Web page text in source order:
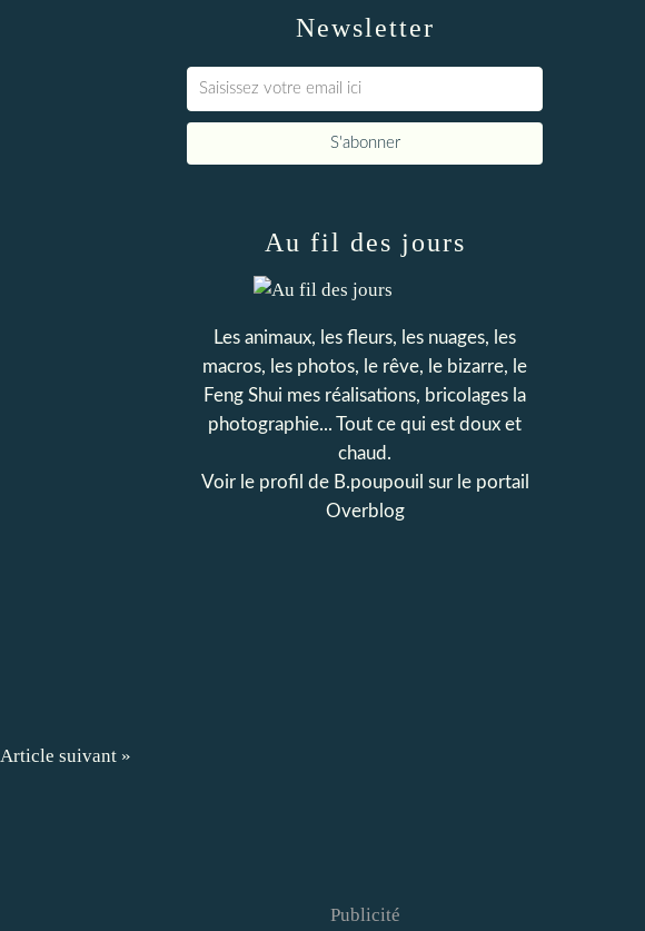
Article suivant »
Newsletter
Au fil des jours
Les animaux, les fleurs, les nuages, les
macros, les photos, le rêve, le bizarre, le
Feng Shui mes réalisations, bricolages la
photographie... Tout ce qui est doux et
chaud.
Voir le profil de B.poupouil sur le portail
Overblog
Publicité